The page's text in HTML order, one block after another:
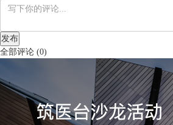
发布
全部评论 (0)